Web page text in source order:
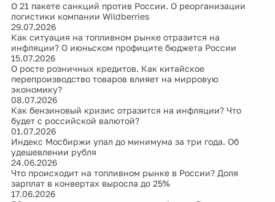
О 21 пакете санкций против России. О реорганизации
логистики компании Wildberries
29.07.2026
Как ситуация на топливном рынке отразится на
инфляции? О июньском профиците бюджета России
15.07.2026
О росте розничных кредитов. Как китайское
перепроизводство товаров влияет на мирровую
экономику?
08.07.2026
Как бензиновый кризис отразится на инфляции? Что
будет с российской валютой?
01.07.2026
Индекс Мосбиржи упал до минимума за три года. Об
удешевлении рубля
24.06.2026
Что происходит на топливном рынке в России? Доля
зарплат в конвертах выросла до 25%
17.06.2026